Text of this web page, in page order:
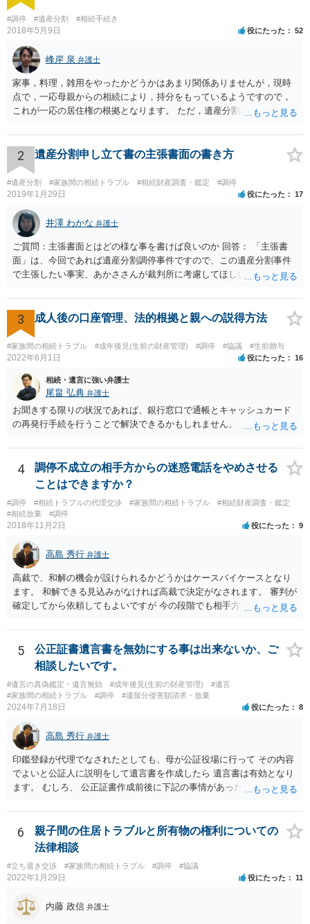
#調停 #遺産分割 #相続手続き
2018年5月9日 役にたった 52
峰岸 泉 弁護士
家事，料理，雑用をやったかどうかはあまり関係ありませんが，現時
点で，一応母親からの相続により，持分をもっているようですので，
これが一応の居住権の根拠となります。 ただ，遺産分割により，母の
2 遺産分割申し立て書の主張書面の書き方
#遺産分割 #家族間の相続トラブル #相続財産調査・鑑定 #調停
2019年1月29日 役にたった 17
井澤 わかな 弁護士
ご質問：主張書面とはどの様な事を書けば良いのか 回答： 「主張書
面」は、今回であれば遺産分割調停事件ですので、この遺産分割事件
で主張したい事実、あかささんが裁判所に考慮してほしいと思う、亡
ります。 もし、主張したい事実や考慮してほしい事情に関連して
資料を持っているようであれば、主張書面とは別で提出できます。も
し、お姉さんに見られたくないような資料がある場合、「非開示の希
望に関する申出書」と共に提出することも考えられます。 ご質問：書
いた方が良い事と書かない方が良い事 回答： お姉さんが申立書の「申
立ての趣旨」のところに書いている遺産の分け方に対して意見があれ
ば、まずそれを書くとよいです。 次に「申立ての理由」のところに、
なぜ調停を申し立てたのか(例えば、あかささんと話合いが出来ない／
決裂した、など)や亡くなった方・あかささん・お姉さん間の事情やい
きさつなどが書かれていると思うので、あかささんから見てそれは違
分けるかを決めるについてあかささんが重要だと考える事情があれば
(例えば、○○のときにお姉さんは亡くなった方からお金を援助してもら
産分割に関係ない(と思われる)いきさつを沢山盛り込むことだと考えま
す(あくまで遺産分割に関係することに留める方が、裁判所や調停委員
3 成人後の口座管理、法的根拠と親への説得方法
#家族間の相続トラブル #成年後見(生前の財産管理) #調停 #協議 #生前贈与
2022年6月1日 役にたった 16
相続・遺言に強い弁護士
尾畠 弘典 弁護士
お聞きする限りの状況であれば、銀行窓口で通帳とキャッシュカード
の再発行手続を行うことで解決できるかもしれません。
4
調停不成立の相手方からの迷惑電話をやめさせる
ことはできますか？
#調停 #相続トラブルの代理交渉 #家族間の相続トラブル
#相続財産調査・鑑定
#相続放棄
#調停
2018年11月2日 役にたった 9
高島 秀行 弁護士
高裁で、和解の機会が設けられるかどうかはケースバイケースとなり
ます。 和解できる見込みがなければ高裁で決定がなされます。 審判が
確定してから依頼してもよいですが 今の段階でも相手方の連絡が迷惑
5
公正証書遺言書を無効にする事は出来ないか、ご
相談したいです。
#遺言の真偽鑑定・遺言無効 #成年後見(生前の財産管理)
#遺言
#家族間の相続トラブル
#調停 #遺留分侵害額請求・放棄
2024年7月18日 役にたった 8
高島 秀行 弁護士
印鑑登録が代理でなされたとしても、母が公証役場に行って その内容
でよいと公証人に説明をして遺言書を作成したら 遺言書は有効となり
ます。 むしろ、 公正証書作成前後に下記の事情があったことが証明で
月に携帯が新しくなった母からの第一声は「ここにいたら殺される」
「面会に来てくれ」で、長男に聞くと「面会は出来ない。俺は携帯電
話の使い方を教える為に会っている」「母の話は聞かなくて良い」と
電話が切れました。その後の電話でも「食事に毒が入っている」「体
にチップが埋められている」等、おかしかったです。 当時の診療記
録、介護認定の資料、介護記録を取得して 弁護士に面談で相談された
方がよいと思います。
6
親子間の住居トラブルと所有物の権利についての
法律相談
#立ち退き交渉 #家族間の相続トラブル #調停 #協議
2022年1月29日 役にたった 11
内藤 政信 弁護士